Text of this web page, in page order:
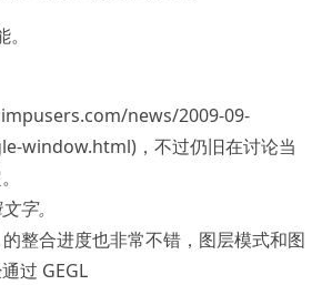
news/2009-09-
window.html)，不过仍旧在讨论当
字。
整合进度也非常不错，图层模式和图
过 GEGL